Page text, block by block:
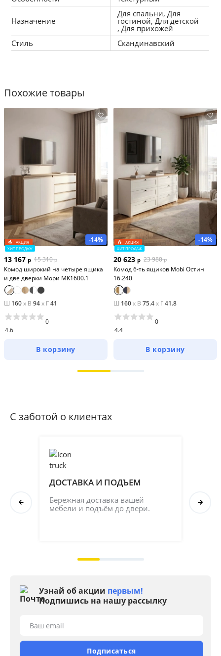
Габариты (ШхГхВ):
Модель: Ливерпуль 10.103
Назначение
Для спальни, Для
гостиной, Для детской
, Для прихожей
Стиль
Скандинавский
Похожие товары
-14%
АКЦИЯ
ХИТ ПРОДАЖ
13 167 р 15 310 р
Комод широкий на четыре ящика
и две дверки Мори МК1600.1
Ш 160x В 94x Г41
4.6
0
В корзину
-14%
АКЦИЯ
ХИТ ПРОДАЖ
20 623 р 23 980 р
Комод 6-ть ящиков Mobi Остин
16.240
Ш 160x В 75.4x Г41.8
4.4
0
В корзину
С заботой о клиентах
ДОСТАВКА И ПОДЪЕМ
Бережная доставка вашей
мебели и подъём до двери.
Узнай об акции первым!
Подпишись на нашу рассылку
Ваш email
Подписаться